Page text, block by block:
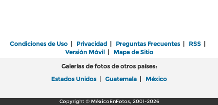
Condiciones de Uso | Privacidad | Preguntas Frecuentes | RSS |
Versión Móvil| Mapa de Sitio
Galerías de fotos de otros países:
Estados Unidos | Guatemala | México
Copyright © MéxicoEnFotos, 2001-2026